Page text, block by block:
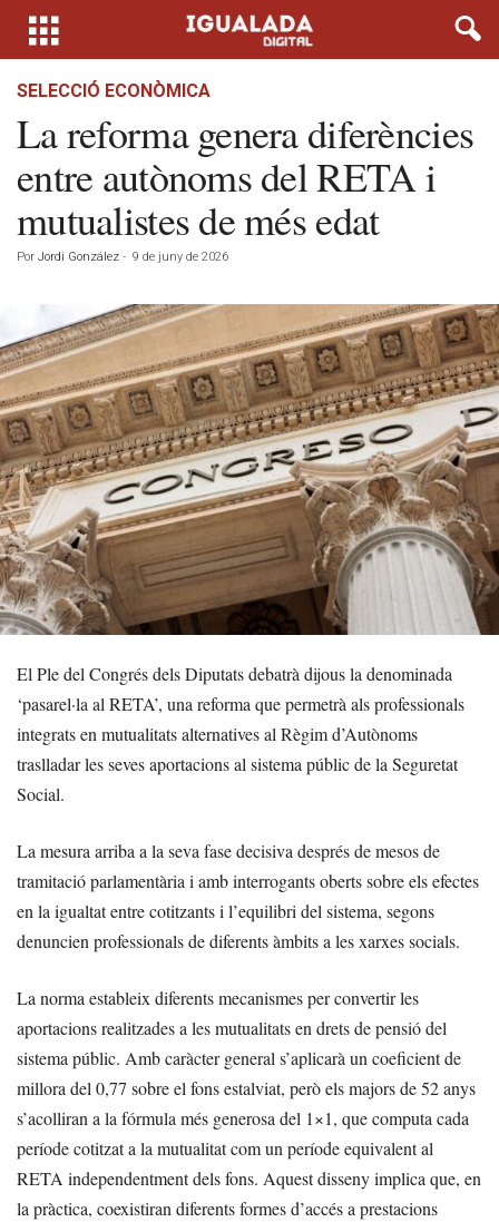
SELECCIÓ ECONÒMICA
La reforma genera diferències
entre autònoms del RETA i
mutualistes de més edat
Por Jordi González - 9 de juny de 2026
El Ple del Congrés dels Diputats debatrà dijous la denominada
‘pasarel·la al RETA’, una reforma que permetrà als professionals
integrats en mutualitats alternatives al Règim d’Autònoms
traslladar les seves aportacions al sistema públic de la Seguretat
Social.
La mesura arriba a la seva fase decisiva després de mesos de
tramitació parlamentària i amb interrogants oberts sobre els efectes
en la igualtat entre cotitzants i l’equilibri del sistema, segons
denuncien professionals de diferents àmbits a les xarxes socials.
La norma estableix diferents mecanismes per convertir les
aportacions realitzades a les mutualitats en drets de pensió del
sistema públic. Amb caràcter general s’aplicarà un coeficient de
millora del 0,77 sobre el fons estalviat, però els majors de 52 anys
s’acolliran a la fórmula més generosa del 1×1, que computa cada
període cotitzat a la mutualitat com un període equivalent al
RETA independentment dels fons. Aquest disseny implica que, en
la pràctica, coexistiran diferents formes d’accés a prestacions